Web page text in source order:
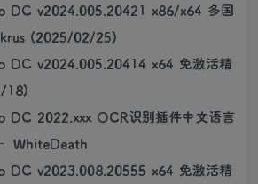
DC v2024.005.20421 x86/x64 多国
(2025/02/25)
DC v2024.005.20414 x64 免激活精
18)
DC 2022.xxx OCR识别插件中文语言
WhiteDeath
DC v2023.008.20555 x64 免激活精